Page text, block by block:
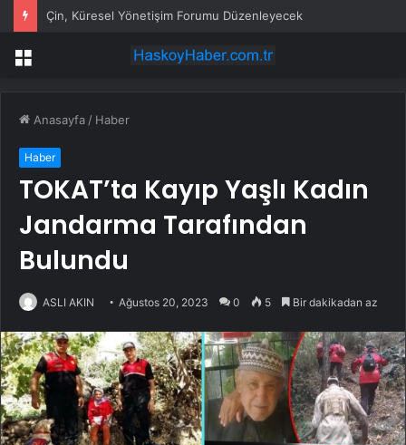
Çin, Küresel Yönetişim Forumu Düzenleyecek
Menü
Anasayfa / Haber
Haber
TOKAT’ta Kayıp Yaşlı Kadın
Jandarma Tarafından
Bulundu
ASLI AKIN Ağustos 20, 2023 0 5 Bir dakikadan az